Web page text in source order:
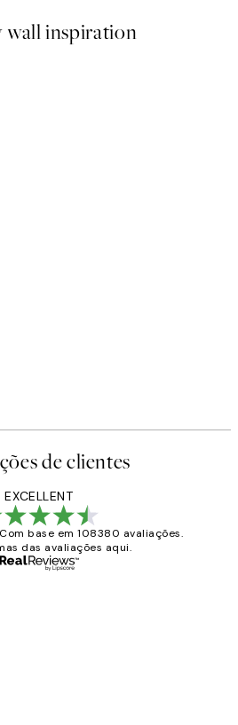
wall inspiration
de clientes
EXCELLENT
Com base em 108380 avaliações.
das avaliações aqui.